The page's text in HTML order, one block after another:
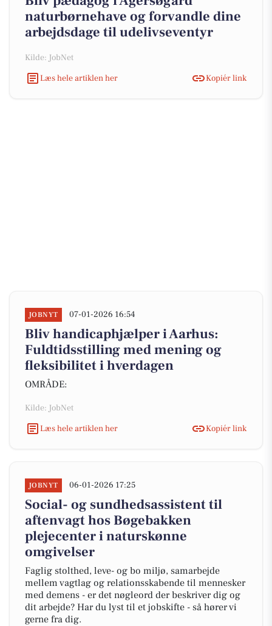
naturbørnehave og forvandle dine
arbejdsdage til udelivseventyr
Kilde: JobNet
Læs hele artiklen her
Kopiér link
JOBNYT 07-01-2026 16:54
Bliv handicaphjælper i Aarhus:
Fuldtidsstilling med mening og
fleksibilitet i hverdagen
OMRÅDE:
Kilde: JobNet
Læs hele artiklen her
Kopiér link
JOBNYT 06-01-2026 17:25
Social- og sundhedsassistent til
aftenvagt hos Bøgebakken
plejecenter i naturskønne
omgivelser
Faglig stolthed, leve- og bo miljø, samarbejde
mellem vagtlag og relationsskabende til mennesker
med demens - er det nøgleord der beskriver dig og
dit arbejde? Har du lyst til et jobskifte - så hører vi
gerne fra dig.